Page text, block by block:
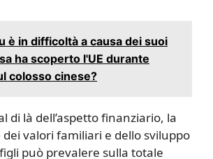
è in difficoltà a causa dei suoi
ha scoperto l'UE durante
colosso cinese?
di là dell’aspetto finanziario, la
valori familiari e dello sviluppo
può prevalere sulla totale